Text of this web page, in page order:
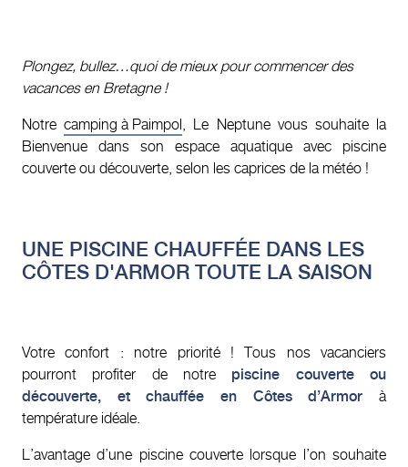
Plongez, bullez…quoi de mieux pour commencer des
vacances en Bretagne !
Notrecamping à Paimpol, Le Neptune vous souhaite la
Bienvenue dans son espace aquatique avec piscine
couverte ou découverte, selon les caprices de la météo !
UNE PISCINE CHAUFFÉE DANS LES
CÔTES D'ARMOR TOUTE LA SAISON
Votre confort : notre priorité ! Tous nos vacanciers
pourront profiter de notre piscine couverte ou
découverte, et chauffée en Côtes d’Armor à
température idéale.
L’avantage d’une piscine couverte lorsque l’on souhaite